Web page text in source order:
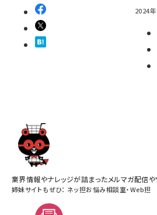
2024
業界情報やナレッジが詰まったメルマガ配信や
姉妹サイトもぜひ： ネッ担お悩み相談室・Web担